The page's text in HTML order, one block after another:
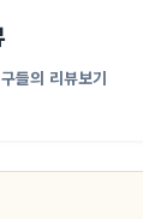
들의 리뷰보기